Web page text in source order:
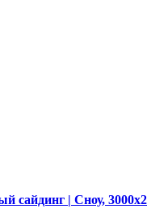
| Сноу,